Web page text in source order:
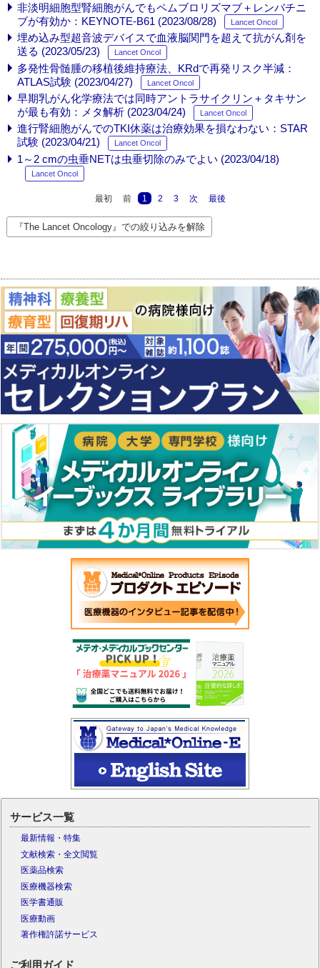
非淡明細胞型腎細胞がんでもペムブロリズマブ＋レンバチニ
ブが有効か：KEYNOTE-B61 (2023/08/28)
Lancet Oncol
埋め込み型超音波デバイスで血液脳関門を超えて抗がん剤を
送る (2023/05/23)
Lancet Oncol
多発性骨髄腫の移植後維持療法、KRdで再発リスク半減：
ATLAS試験 (2023/04/27)
Lancet Oncol
早期乳がん化学療法では同時アントラサイクリン＋タキサン
が最も有効：メタ解析 (2023/04/24)
Lancet Oncol
進行腎細胞がんでのTKI休薬は治療効果を損なわない：STAR
試験 (2023/04/21)
Lancet Oncol
1～2 cmの虫垂NETは虫垂切除のみでよい (2023/04/18)
Lancet Oncol
最初 前 1 2 3 次 最後
『The Lancet Oncology』での絞り込みを解除
サービス一覧
最新情報・特集
文献検索・全文閲覧
医薬品検索
医療機器検索
医学書通販
医療動画
著作権許諾サービス
ご利用ガイド